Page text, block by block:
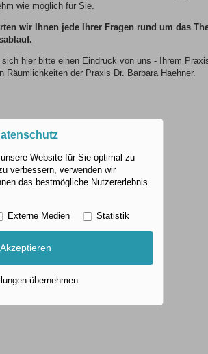
wie möglich für Sie.
wir Ihnen jede Ihrer Fragen rund um das
hier bitte einen Eindruck von uns - Ihrem
Räumlichkeiten der Praxis Dr. Barbara Haehner.
Website für Sie optimal zu
verbessern, verwenden wir
das bestmögliche Nutzererlebnis
Externe Medien Statistik
Akzeptieren
übernehmen